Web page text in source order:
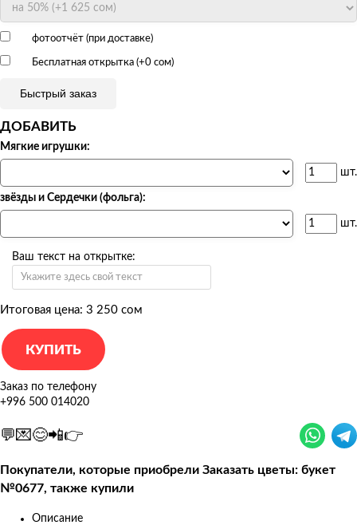
фотоотчёт (при доставке)
Бесплатная открытка (+0 сом)
Быстрый заказ
ДОБАВИТЬ
Мягкие игрушки:
шт.
звёзды и Сердечки (фольга):
шт.
Ваш текст на открытке:
Итоговая цена: 3 250 сом
Заказ по телефону
+996 500 014020
💬💌😊📲👉
Покупатели, которые приобрели Заказать цветы: букет
№0677, также купили
Описание